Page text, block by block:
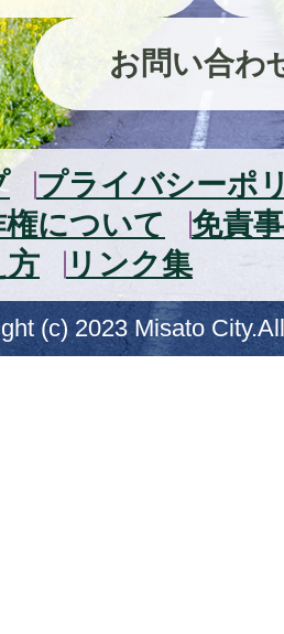
お問い合わ
プライバシーポ
について
免責
方
リンク集
(c) 2023 Misato